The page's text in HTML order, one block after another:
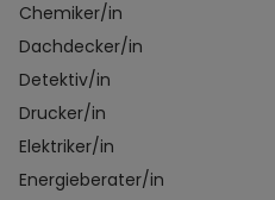
Chemiker/in
Dachdecker/in
Detektiv/in
Drucker/in
Elektriker/in
Energieberater/in